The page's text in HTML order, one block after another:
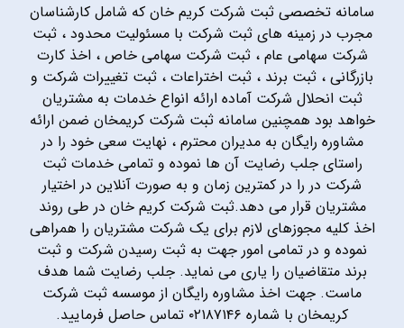
سامانه تخصصی ثبت شرکت کریم خان که شامل کارشناسان
مجرب در زمینه های ثبت شرکت با مسئولیت محدود ، ثبت
شرکت سهامی عام ، ثبت شرکت سهامی خاص ، اخذ کارت
بازرگانی ، ثبت برند ، ثبت اختراعات ، ثبت تغییرات شرکت و
ثبت انحلال شرکت آماده ارائه انواع خدمات به مشتریان
خواهد بود همچنین سامانه ثبت شرکت کریمخان ضمن ارائه
مشاوره رایگان به مدیران محترم ، نهایت سعی خود را در
راستای جلب رضایت آن ها نموده و تمامی خدمات ثبت
شرکت در را در کمترین زمان و به صورت آنلاین در اختیار
مشتریان قرار می دهد.ثبت شرکت کریم خان در طی روند
اخذ کلیه مجوزهای لازم برای یک شرکت مشتریان را همراهی
نموده و در تمامی امور جهت به ثبت رسیدن شرکت و ثبت
برند متقاضیان را یاری می نماید. جلب رضایت شما هدف
ماست. جهت اخذ مشاوره رایگان از موسسه ثبت شرکت
کریمخان با شماره ۰۲۱۸۷۱۴۶ تماس حاصل فرمایید.